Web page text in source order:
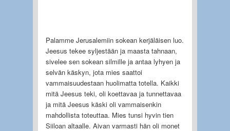
Palamme Jerusalemiin sokean kerjäläisen luo.
Jeesus tekee syljestään ja maasta tahnaan,
sivelee sen sokean silmille ja antaa lyhyen ja
selvän käskyn, jota mies saattoi
vammaisuudestaan huolimatta totella. Kaikki
mitä Jeesus teki, oli koettavaa ja tunnettavaa
ja mitä Jeesus käski oli vammaisenkin
mahdollista toteuttaa. Mies tunsi hyvin tien
Siiloan altaalle. Aivan varmasti hän oli monet